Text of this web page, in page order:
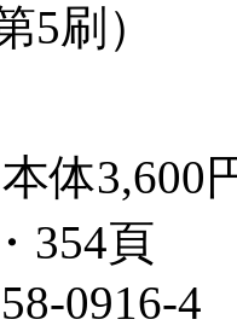
5刷）
体3,600
354頁
0916-4